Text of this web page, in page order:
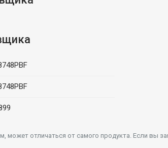
отличаться от самого продукта. Если вы